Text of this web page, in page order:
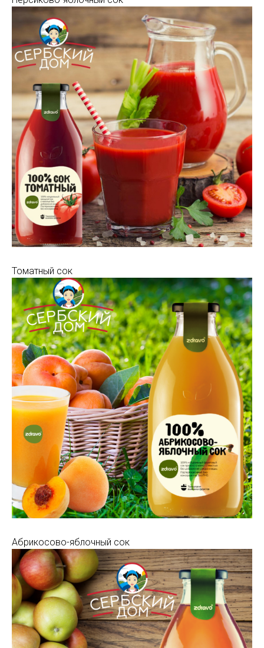
Томатный сок
Абрикосово-яблочный сок